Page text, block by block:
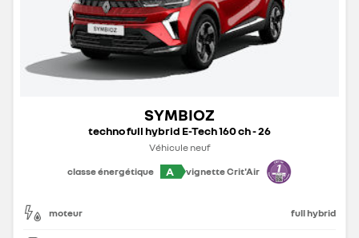
SYMBIOZ
techno full hybrid E-Tech 160 ch - 26
Véhicule neuf
classe énergétique
A vignette Crit'Air
moteur full hybrid